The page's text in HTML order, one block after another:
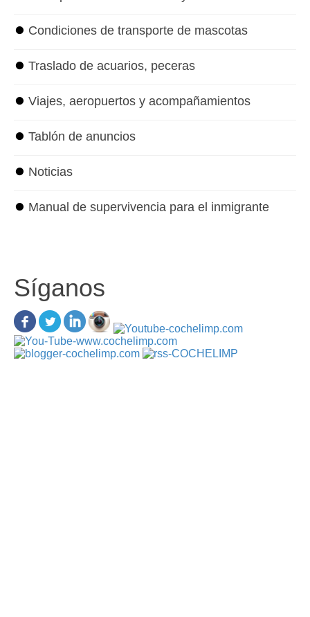
⏺ Condiciones de transporte de mascotas
⏺ Traslado de acuarios, peceras
⏺ Viajes, aeropuertos y acompañamientos
⏺ Tablón de anuncios
⏺ Noticias
⏺ Manual de supervivencia para el inmigrante
Síganos